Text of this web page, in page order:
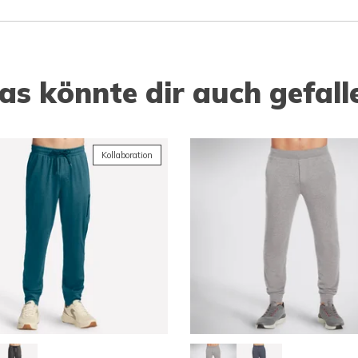
könnte dir auch
Kollaboration